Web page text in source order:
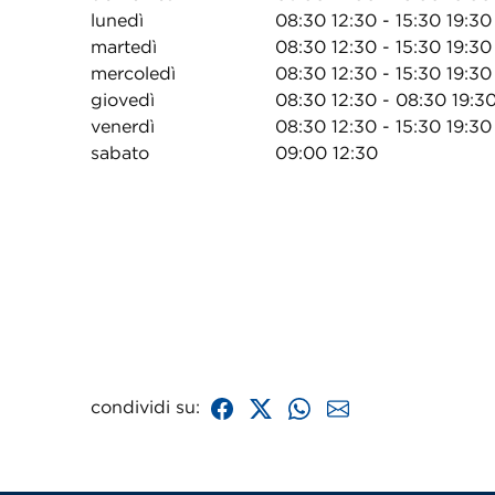
lunedì
08:30 12:30 - 15:30 19:30
martedì
08:30 12:30 - 15:30 19:30
mercoledì
08:30 12:30 - 15:30 19:30
giovedì
08:30 12:30 - 08:30
venerdì
08:30 12:30 - 15:30 19:30
sabato
09:00 12:30
condividi su: